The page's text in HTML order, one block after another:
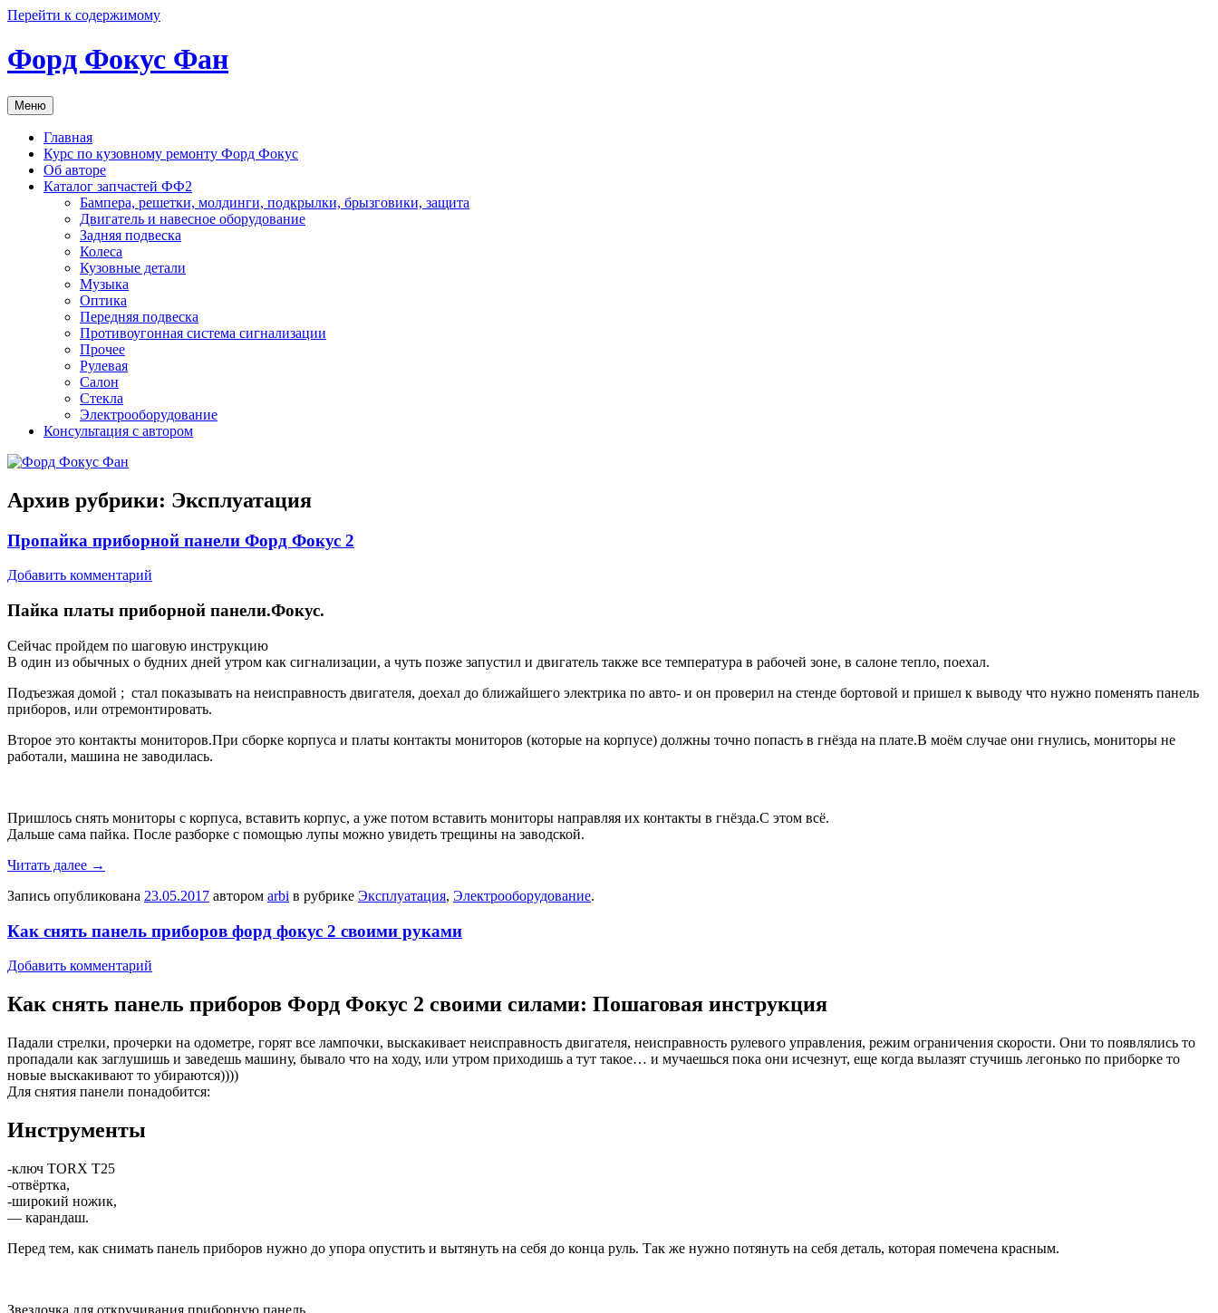
Перейти к содержимому
Форд Фокус Фан
Меню
Главная
Курс по кузовному ремонту Форд Фокус
Об авторе
Каталог запчастей ФФ2
Бампера, решетки, молдинги, подкрылки, брызговики, защита
Двигатель и навесное оборудование
Задняя подвеска
Колеса
Кузовные детали
Музыка
Оптика
Передняя подвеска
Противоугонная система сигнализации
Прочее
Рулевая
Салон
Стекла
Электрооборудование
Консультация с автором
Архив рубрики: Эксплуатация
Пропайка приборной панели Форд Фокус 2
Добавить комментарий
Пайка платы приборной панели.Фокус.
Сейчас пройдем по шаговую инструкцию
В один из обычных о будних дней утром как сигнализации, а чуть позже запустил и двигатель также все температура в рабочей зоне, в салоне тепло, поехал.
Подъезжая домой ; стал показывать на неисправность двигателя, доехал до ближайшего электрика по авто- и он проверил на стенде бортовой и пришел к выводу что нужно поменять панель
приборов, или отремонтировать.
Второе это контакты мониторов.При сборке корпуса и платы контакты мониторов (которые на корпусе) должны точно попасть в гнёзда на плате.В моём случае они гнулись, мониторы не
работали, машина не заводилась.
Пришлось снять мониторы с корпуса, вставить корпус, а уже потом вставить мониторы направляя их контакты в гнёзда.С этом всё.
Дальше сама пайка. После разборке с помощью лупы можно увидеть трещины на заводской.
Читать далее →
Запись опубликована 23.05.2017 автором arbi в рубрике Эксплуатация, Электрооборудование.
Как снять панель приборов форд фокус 2 своими руками
Добавить комментарий
Как снять панель приборов Форд Фокус 2 своими силами: Пошаговая инструкция
Падали стрелки, прочерки на одометре, горят все лампочки, выскакивает неисправность двигателя, неисправность рулевого управления, режим ограничения скорости. Они то появлялись то
пропадали как заглушишь и заведешь машину, бывало что на ходу, или утром приходишь а тут такое… и мучаешься пока они исчезнут, еще когда вылазят стучишь легонько по приборке то
новые выскакивают то убираются))))
Для снятия панели понадобится:
Инструменты
-ключ TORX T25
-отвёртка,
-широкий ножик,
— карандаш.
Перед тем, как снимать панель приборов нужно до упора опустить и вытянуть на себя до конца руль. Так же нужно потянуть на себя деталь, которая помечена красным.
Звездочка для откручивания приборную панель